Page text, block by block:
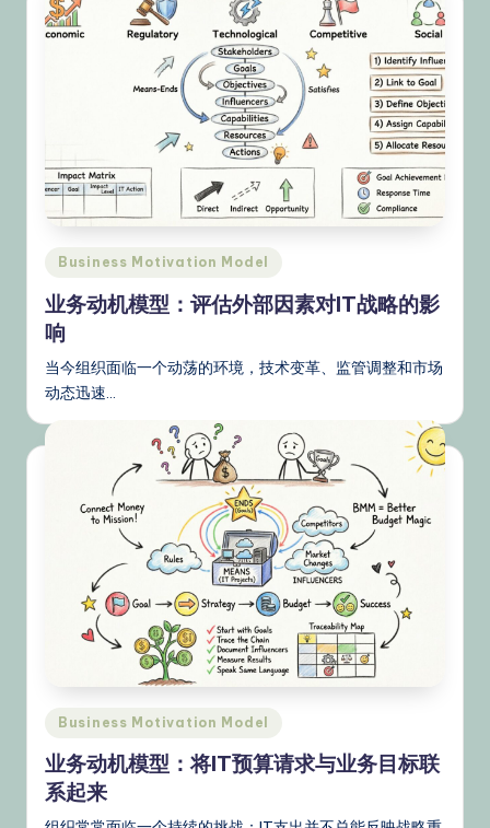
Posted
Business Motivation Model
业务动机模型：评估外部因素对IT战略的影
响
当今组织面临一个动荡的环境，技术变革、监管调整和市场
动态迅速…
Posted
Business Motivation Model
业务动机模型：将IT预算请求与业务目标联
系起来